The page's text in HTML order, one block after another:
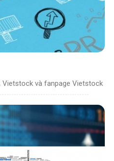
Vietstock và fanpage Vietstock